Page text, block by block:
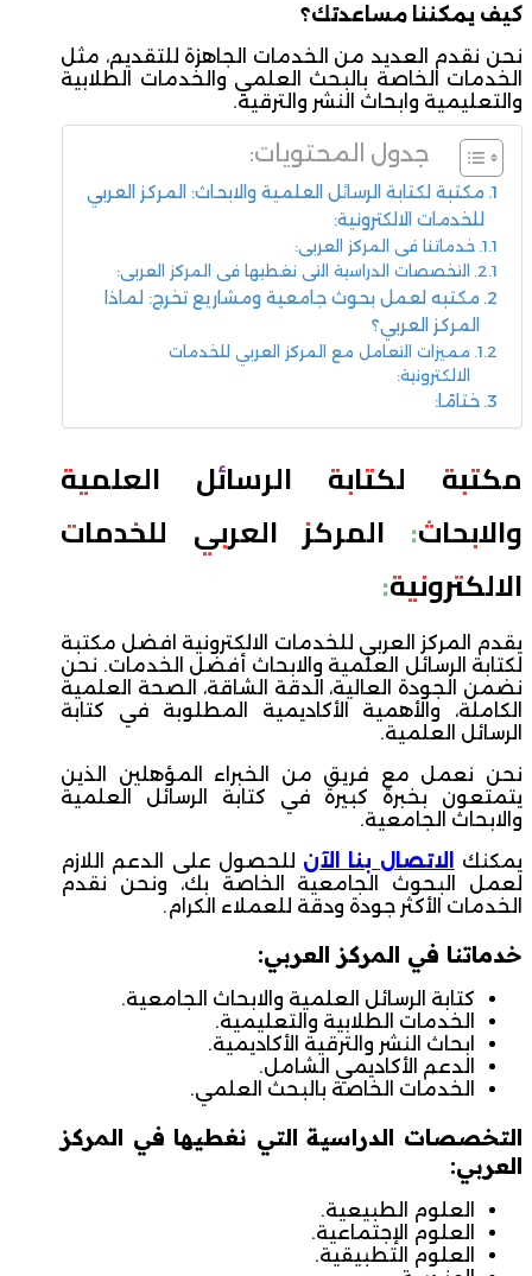
كيف يمكننا مساعدتك؟
نحن نقدم العديد من الخدمات الجاهزة للتقديم، مثل
الخدمات الخاصة بالبحث العلمي والخدمات الطلابية
والتعليمية وابحاث النشر والترقية.
جدول المحتويات:
مكتبة لكتابة الرسائل العلمية والابحاث: المركز العربي
للخدمات الالكترونية:
خدماتنا في المركز العربي:
التخصصات الدراسية التي نغطيها في المركز العربي:
مكتبه لعمل بحوث جامعية ومشاريع تخرج: لماذا
المركز العربي؟
مميزات التعامل مع المركز العربي للخدمات
الالكترونية:
ختامًا:
مكتبة لكتابة الرسائل العلمية
والابحاث: المركز العربي للخدمات
الالكترونية:
يقدم المركز العربي للخدمات الالكترونية افضل مكتبة
لكتابة الرسائل العلمية والابحاث أفضل الخدمات. نحن
نضمن الجودة العالية، الدقة الشاقة، الصحة العلمية
الكاملة، والأهمية الأكاديمية المطلوبة في كتابة
الرسائل العلمية.
نحن نعمل مع فريق من الخبراء المؤهلين الذين
يتمتعون بخبرة كبيرة في كتابة الرسائل العلمية
والابحاث الجامعية.
يمكنك
الاتصال بنا الآن للحصول على الدعم اللازم
لعمل البحوث الجامعية الخاصة بك، ونحن نقدم
الخدمات الأكثر جودة ودقة للعملاء الكرام.
خدماتنا في المركز العربي:
كتابة الرسائل العلمية والابحاث الجامعية.
الخدمات الطلابية والتعليمية.
ابحاث النشر والترقية الأكاديمية.
الدعم الأكاديمي الشامل.
الخدمات الخاصة بالبحث العلمي.
التخصصات الدراسية التي نغطيها في المركز
العربي:
العلوم الطبيعية.
العلوم الإجتماعية.
العلوم التطبيقية.